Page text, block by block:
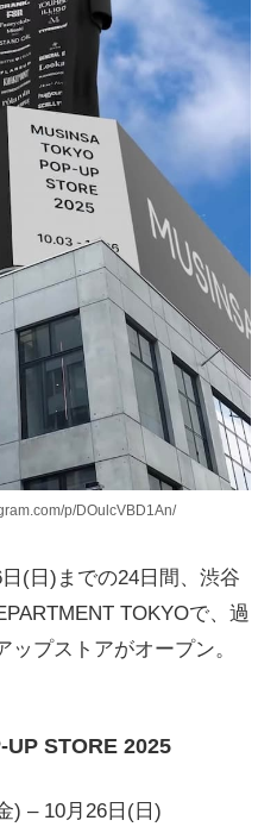
p/DOulcVBD1An/
(日)までの24日間、渋谷
TOKYOで、過
プストアがオープン。
UP STORE 2025
) – 10月26日(日)